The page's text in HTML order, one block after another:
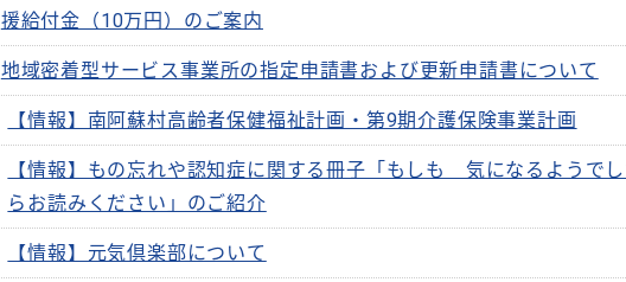
援給付金（10万円）のご案内
地域密着型サービス事業所の指定申請書および更新申請書について
【情報】南阿蘇村高齢者保健福祉計画・第9期介護保険事業計画
【情報】もの忘れや認知症に関する冊子「もしも 気になるようで
らお読みください」のご紹介
【情報】元気倶楽部について